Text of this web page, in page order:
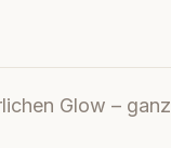
Glow – ganz